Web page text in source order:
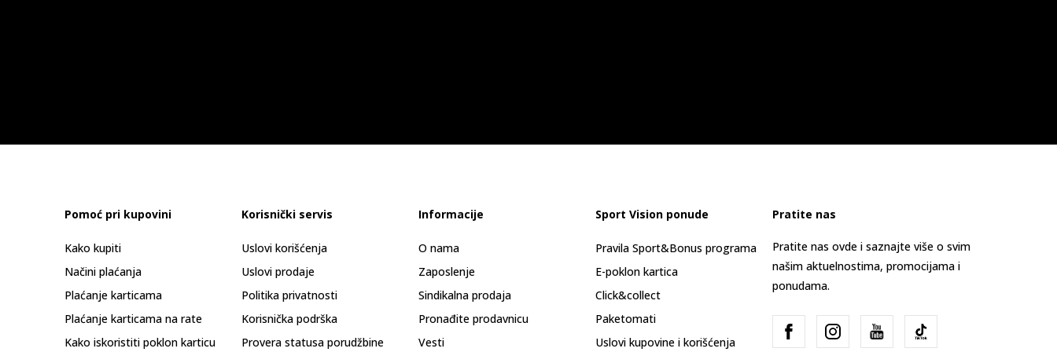
Pomoć pri kupovini
Kako kupiti
Načini plaćanja
Plaćanje karticama
Plaćanje karticama na rate
Kako iskoristiti poklon karticu
Korisnički servis
Uslovi korišćenja
Uslovi prodaje
Politika privatnosti
Korisnička podrška
Provera statusa porudžbine
Informacije
O nama
Zaposlenje
Sindikalna prodaja
Pronađite prodavnicu
Vesti
Sport Vision ponude
Pravila Sport&Bonus programa
E-poklon kartica
Click&collect
Paketomati
Uslovi kupovine i korišćenja
Pratite nas
Pratite nas ovde i saznajte više o svim
našim aktuelnostima, promocijama i
ponudama.